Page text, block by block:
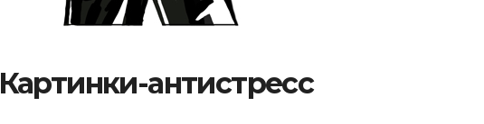
Картинки-антистресс